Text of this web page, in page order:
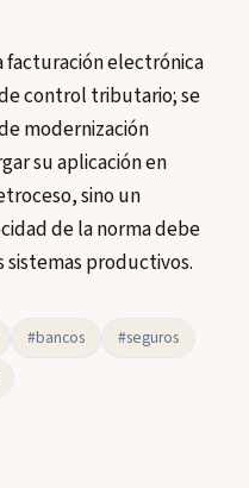
facturación electrónica
control tributario; se
modernización
su aplicación en
sino un
de la norma debe
sistemas productivos.
#bancos
#seguros